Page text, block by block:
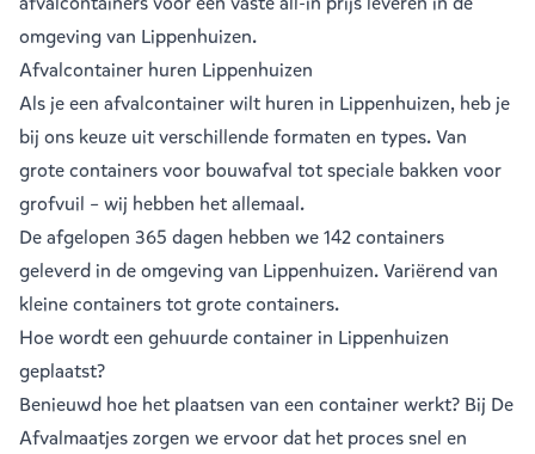
omgeving van Lippenhuizen.
Afvalcontainer huren Lippenhuizen
Als je een afvalcontainerwilt huren in Lippenhuizen, heb je
bij ons keuze uit verschillende formaten en types. Van
grote containers voor bouwafval tot speciale bakken voor
grofvuil – wij hebben het allemaal.
De afgelopen 365 dagen hebben we 142 containers
geleverd in de omgeving van Lippenhuizen. Variërend van
kleine containerstotgrote containers.
Hoe wordt een gehuurde container in Lippenhuizen
geplaatst?
Benieuwd hoe het plaatsen van een container werkt? Bij De
Afvalmaatjes zorgen we ervoor dat het proces snel en